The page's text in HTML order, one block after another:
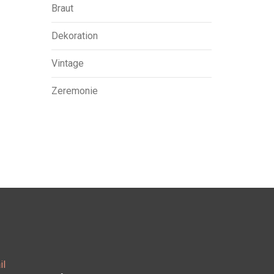
Braut
Dekoration
Vintage
Zeremonie